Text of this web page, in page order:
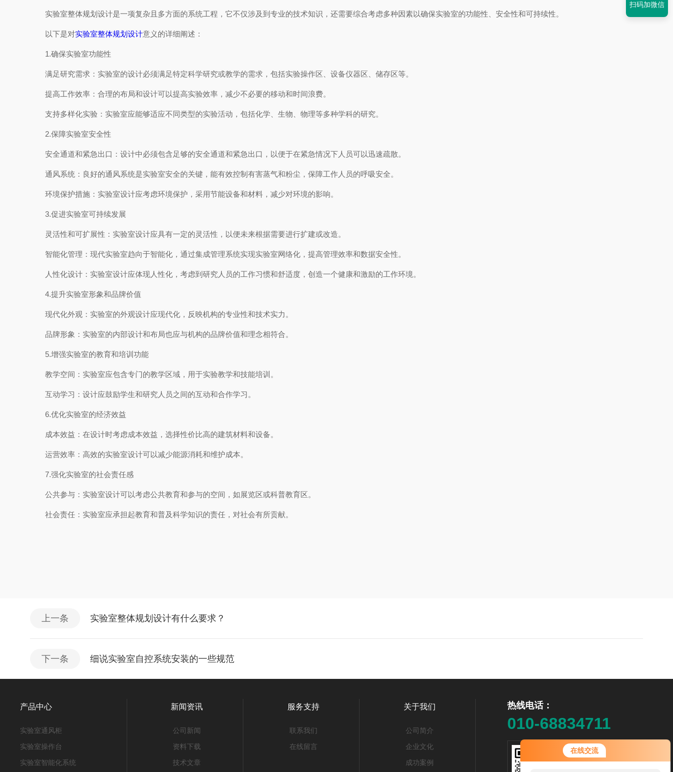
在线交流
实验室整体规划设计是一项复杂且多方面的系统工程，它不仅涉及到专业的技术知识，还需要综合考虑多种因素以确保实验室的功能性、安全性和可持续性。
以下是对实验室整体规划设计意义的详细阐述：
1.确保实验室功能性
满足研究需求：实验室的设计必须满足特定科学研究或教学的需求，包括实验操作区、设备仪器区、储存区等。
提高工作效率：合理的布局和设计可以提高实验效率，减少不必要的移动和时间浪费。
支持多样化实验：实验室应能够适应不同类型的实验活动，包括化学、生物、物理等多种学科的研究。
2.保障实验室安全性
安全通道和紧急出口：设计中必须包含足够的安全通道和紧急出口，以便于在紧急情况下人员可以迅速疏散。
通风系统：良好的通风系统是实验室安全的关键，能有效控制有害蒸气和粉尘，保障工作人员的呼吸安全。
环境保护措施：实验室设计应考虑环境保护，采用节能设备和材料，减少对环境的影响。
3.促进实验室可持续发展
灵活性和可扩展性：实验室设计应具有一定的灵活性，以便未来根据需要进行扩建或改造。
智能化管理：现代实验室趋向于智能化，通过集成管理系统实现实验室网络化，提高管理效率和数据安全性。
人性化设计：实验室设计应体现人性化，考虑到研究人员的工作习惯和舒适度，创造一个健康和激励的工作环境。
4.提升实验室形象和品牌价值
现代化外观：实验室的外观设计应现代化，反映机构的专业性和技术实力。
品牌形象：实验室的内部设计和布局也应与机构的品牌价值和理念相符合。
5.增强实验室的教育和培训功能
教学空间：实验室应包含专门的教学区域，用于实验教学和技能培训。
互动学习：设计应鼓励学生和研究人员之间的互动和合作学习。
6.优化实验室的经济效益
成本效益：在设计时考虑成本效益，选择性价比高的建筑材料和设备。
运营效率：高效的实验室设计可以减少能源消耗和维护成本。
7.强化实验室的社会责任感
公共参与：实验室设计可以考虑公共教育和参与的空间，如展览区或科普教育区。
社会责任：实验室应承担起教育和普及科学知识的责任，对社会有所贡献。
上一条 实验室整体规划设计有什么要求？
下一条 细说实验室自控系统安装的一些规范
热线电话：
010-68834711
产品中心
实验室通风柜
实验室操作台
实验室智能化系统
新闻资讯
公司新闻
资料下载
技术文章
服务支持
联系我们
在线留言
关于我们
公司简介
企业文化
成功案例
扫码加微信